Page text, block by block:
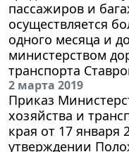
пассажиров и
осуществляется
одного месяца и
министерством
транспорта
2 марта 2019
Приказ
хозяйства и
края от 17 января
утверждении